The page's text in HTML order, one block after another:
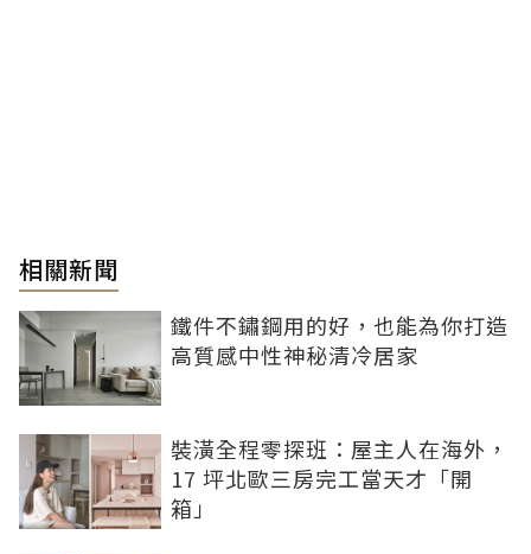
相關新聞
鐵件不鏽鋼用的好，也能為你打造
高質感中性神秘清冷居家
裝潢全程零探班：屋主人在海外，
17 坪北歐三房完工當天才「開
箱」